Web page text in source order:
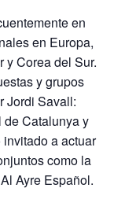
en
en Europa,
y Corea del Sur.
y grupos
Jordi Savall:
Catalunya y
a actuar
como la
Ayre Español.